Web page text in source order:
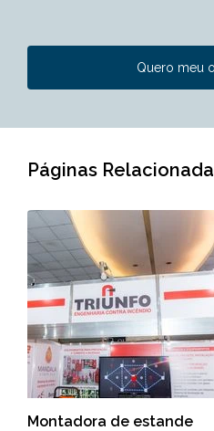
Quero meu
Páginas
Montadora de estande